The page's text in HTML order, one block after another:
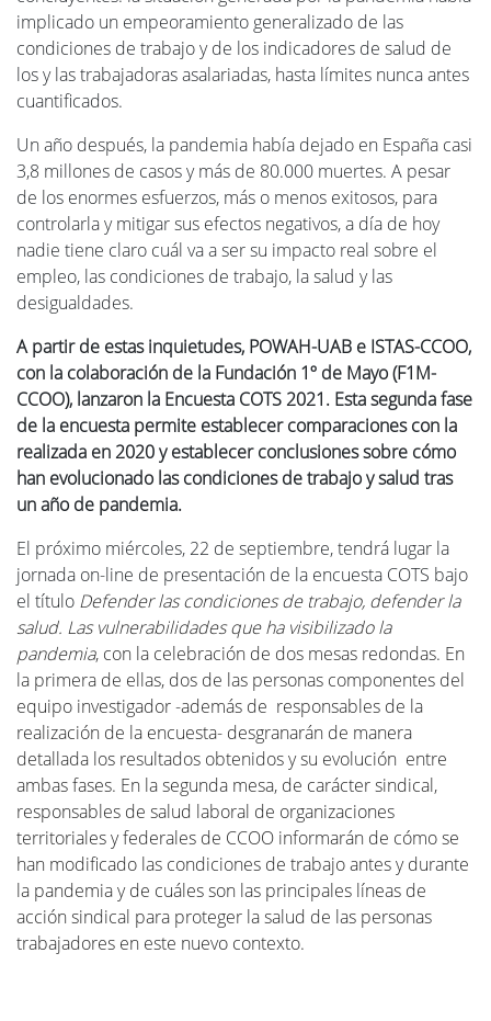
implicado un empeoramiento generalizado de las
condiciones de trabajo y de los indicadores de salud de
los y las trabajadoras asalariadas, hasta límites nunca antes
cuantificados.
Un año después, la pandemia había dejado en España casi
3,8 millones de casos y más de 80.000 muertes. A pesar
de los enormes esfuerzos, más o menos exitosos, para
controlarla y mitigar sus efectos negativos, a día de hoy
nadie tiene claro cuál va a ser su impacto real sobre el
empleo, las condiciones de trabajo, la salud y las
desigualdades.
A partir de estas inquietudes, POWAH-UAB e ISTAS-CCOO,
con la colaboración de la Fundación 1º de Mayo (F1M-
CCOO), lanzaron la Encuesta COTS 2021. Esta segunda fase
de la encuesta permite establecer comparaciones con la
realizada en 2020 y establecer conclusiones sobre cómo
han evolucionado las condiciones de trabajo y salud tras
un año de pandemia.
El próximo miércoles, 22 de septiembre, tendrá lugar la
jornada on-line de presentación de la encuesta COTS bajo
el título Defender las condiciones de trabajo, defender la
salud. Las vulnerabilidades que ha visibilizado la
pandemia, con la celebración de dos mesas redondas. En
la primera de ellas, dos de las personas componentes del
equipo investigador -además de responsables de la
realización de la encuesta- desgranarán de manera
detallada los resultados obtenidos y su evolución entre
ambas fases. En la segunda mesa, de carácter sindical,
responsables de salud laboral de organizaciones
territoriales y federales de CCOO informarán de cómo se
han modificado las condiciones de trabajo antes y durante
la pandemia y de cuáles son las principales líneas de
acción sindical para proteger la salud de las personas
trabajadores en este nuevo contexto.